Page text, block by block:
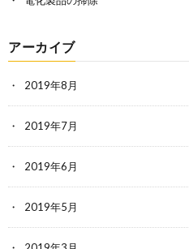
アーカイブ
2019年8月
2019年7月
2019年6月
2019年5月